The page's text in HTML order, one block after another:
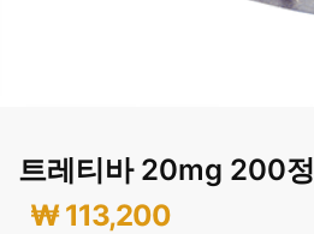
트레티바 20mg 200정
₩113,200